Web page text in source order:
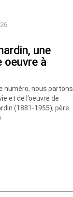
une
oeuvre à
numéro, nous partons
et de l’oeuvre de
(1881-1955), père